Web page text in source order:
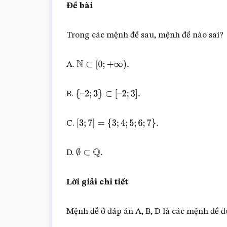
Đề bài
Trong các mệnh đề sau, mệnh đề nào sai?
A. N ⊂[ 0;+ ∞ ).
B. {– 2;3 }⊂ –2 ;3 ].
C. [3; 7]={3 4;5; 6;7}.
D. ∅ ⊂ Q.
Lời giải chi tiết
Mệnh đề ở đáp án A, B, D là các mệnh đề